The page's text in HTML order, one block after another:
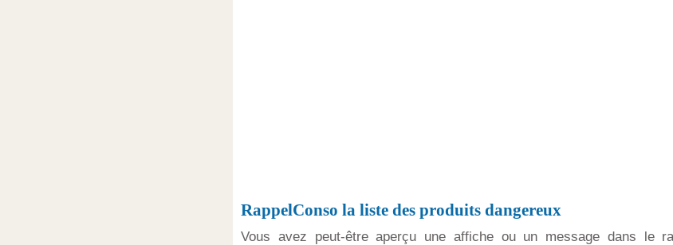
RappelConso la liste des produits dangereux
Vous avez peut-être aperçu une affiche ou un message dans le